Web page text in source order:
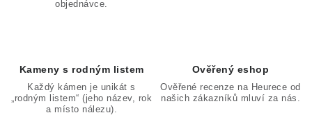
objednávce.
Kameny s rodným listem
Každý kámen je unikát s
„rodným listem“ (jeho název, rok
a místo nálezu).
Ověřený eshop
Ověřené recenze na Heurece od
našich zákazníků mluví za nás.